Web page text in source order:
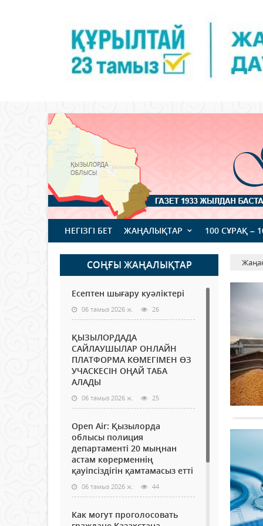
НЕГІЗГІ БЕТ ЖАҢАЛЫҚТАР 100 СҰРАҚ –
СОҢҒЫ ЖАҢАЛЫҚТАР
Есептен шығару куәліктері
06 тамыз 2026 ж. 26
ҚЫЗЫЛОРДАДА
САЙЛАУШЫЛАР ОНЛАЙН
ПЛАТФОРМА КӨМЕГІМЕН ӨЗ
УЧАСКЕСІН ОҢАЙ ТАБА
АЛАДЫ
06 тамыз 2026 ж. 25
Open Air: Қызылорда
облысы полиция
департаменті 20 мыңнан
астам көрерменнің
қауіпсіздігін қамтамасыз етті
06 тамыз 2026 ж. 44
Как могут проголосовать